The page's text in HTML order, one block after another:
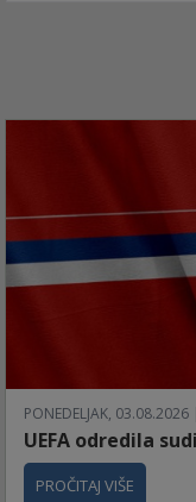
PONEDELJAK,
UEFA odredila
PROČITAJ VIŠE